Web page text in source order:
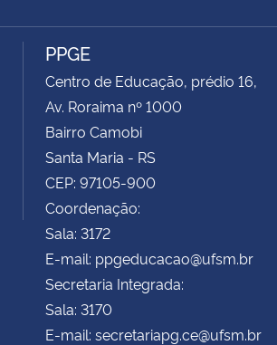
PPGE
Centro de Educação, prédio 16,
Av. Roraima nº 1000
Bairro Camobi
Santa Maria - RS
CEP: 97105-900
Coordenação:
Sala: 3172
E-mail: ppgeducacao@ufsm.br
Secretaria Integrada:
Sala: 3170
E-mail: secretariapg.ce@ufsm.br